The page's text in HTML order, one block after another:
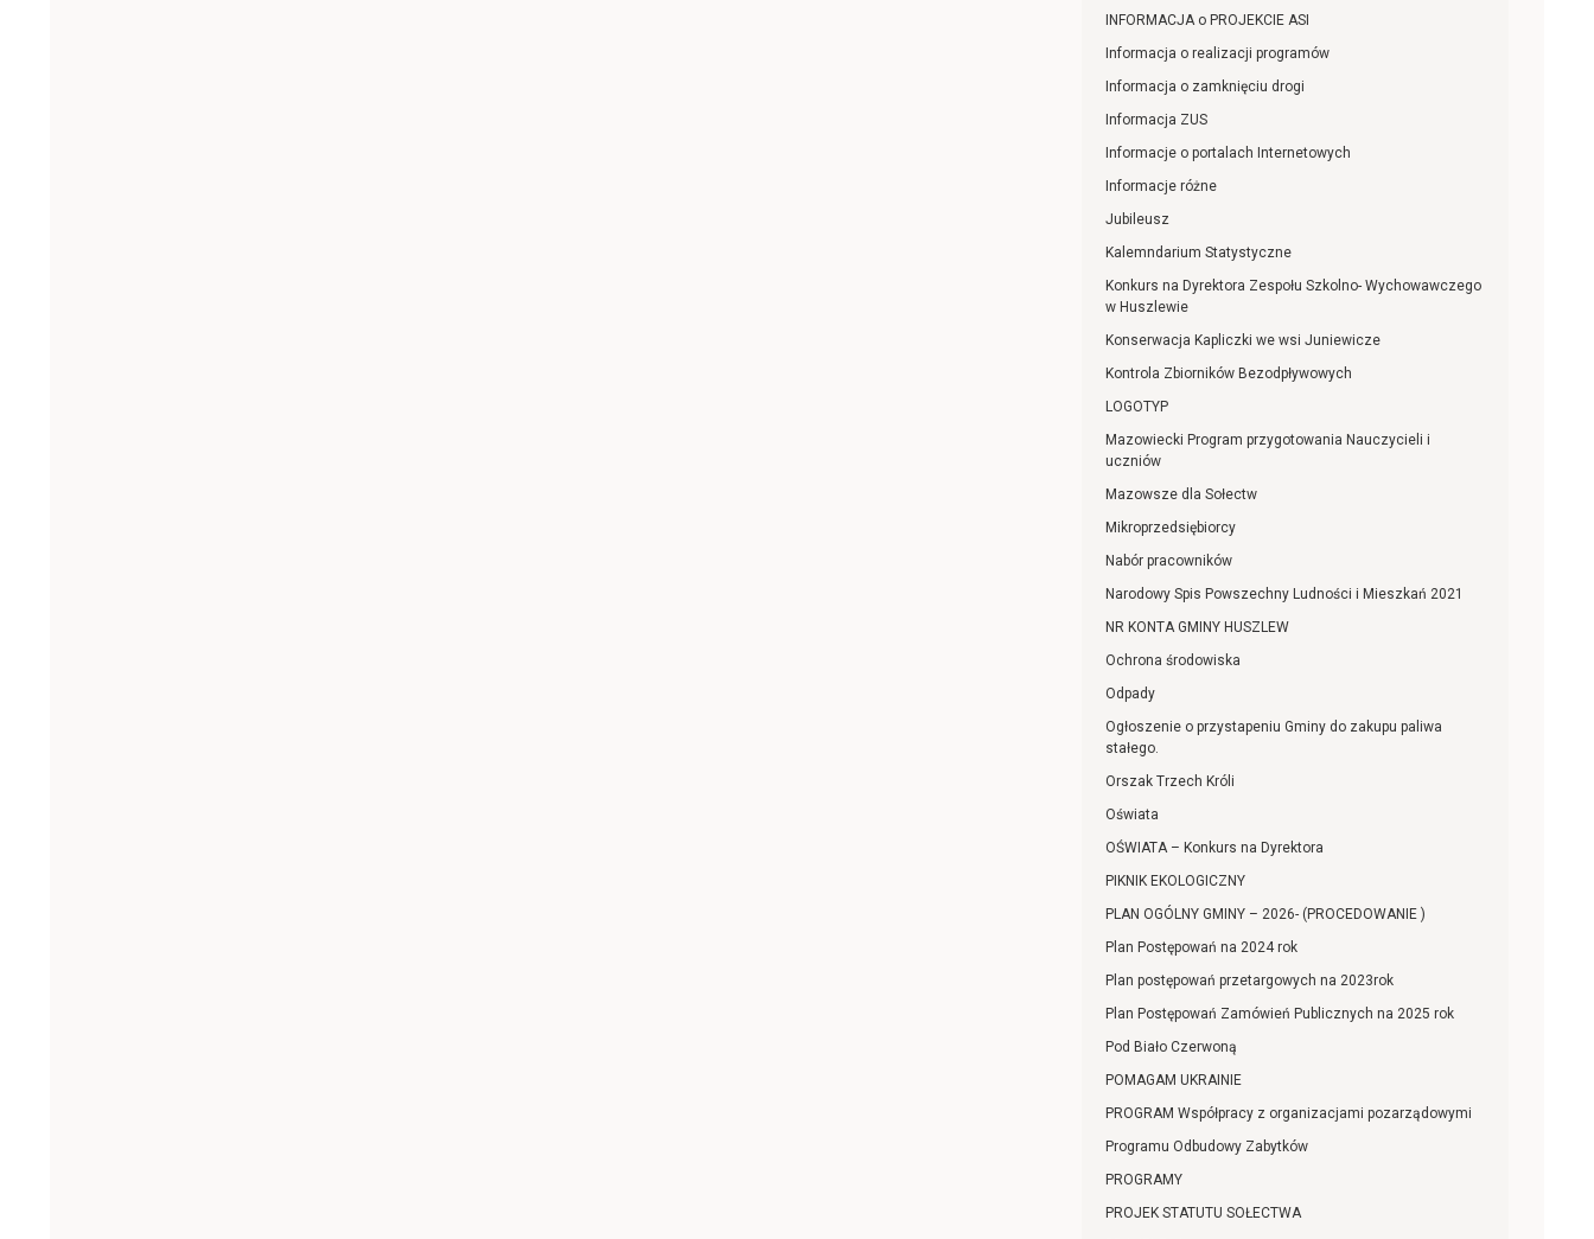
INFORMACJA o PROJEKCIE ASI
Informacja o realizacji programów
Informacja o zamknięciu drogi
Informacja ZUS
Informacje o portalach Internetowych
Informacje różne
Jubileusz
Kalemndarium Statystyczne
Konkurs na Dyrektora Zespołu Szkolno- Wychowawczego
w Huszlewie
Konserwacja Kapliczki we wsi Juniewicze
Kontrola Zbiorników Bezodpływowych
LOGOTYP
Mazowiecki Program przygotowania Nauczycieli i
uczniów
Mazowsze dla Sołectw
Mikroprzedsiębiorcy
Nabór pracowników
Narodowy Spis Powszechny Ludności i Mieszkań 2021
NR KONTA GMINY HUSZLEW
Ochrona środowiska
Odpady
Ogłoszenie o przystapeniu Gminy do zakupu paliwa
stałego.
Orszak Trzech Króli
Oświata
OŚWIATA – Konkurs na Dyrektora
PIKNIK EKOLOGICZNY
PLAN OGÓLNY GMINY – 2026- (PROCEDOWANIE )
Plan Postępowań na 2024 rok
Plan postępowań przetargowych na 2023rok
Plan Postępowań Zamówień Publicznych na 2025 rok
Pod Biało Czerwoną
POMAGAM UKRAINIE
PROGRAM Współpracy z organizacjami pozarządowymi
Programu Odbudowy Zabytków
PROGRAMY
PROJEK STATUTU SOŁECTWA